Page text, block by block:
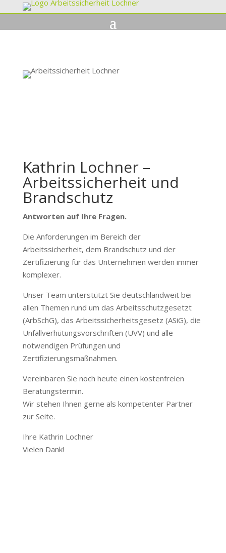
Kathrin Lochner –
Arbeitssicherheit und
Brandschutz
Antworten auf Ihre Fragen.
Die Anforderungen im Bereich der
Arbeitssicherheit, dem Brandschutz und der
Zertifizierung für das Unternehmen werden immer
komplexer.
Unser Team unterstützt Sie deutschlandweit bei
allen Themen rund um das Arbeitsschutzgesetzt
(ArbSchG), das Arbeitssicherheitsgesetz (ASiG), die
Unfallverhütungsvorschriften (UVV) und alle
notwendigen Prüfungen und
Zertifizierungsmaßnahmen.
Vereinbaren Sie noch heute einen kostenfreien
Beratungstermin.
Wir stehen Ihnen gerne als kompetenter Partner
zur Seite.
Ihre Kathrin Lochner
Vielen Dank!